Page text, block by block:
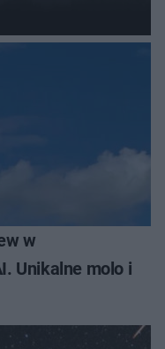
w
Unikalne molo i